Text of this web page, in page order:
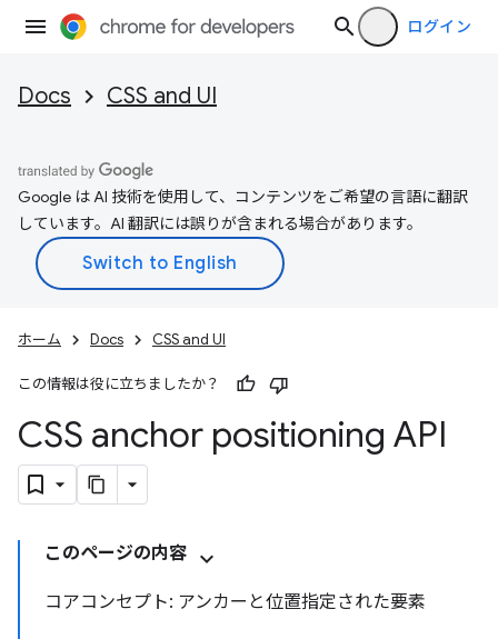
ログイン
Docs CSS and UI
Google は AI 技術を使用して、コンテンツをご希望の言語に翻訳
しています。AI 翻訳には誤りが含まれる場合があります。
ホーム Docs CSS and UI
この情報は役に立ちましたか？
CSS anchor positioning API
このページの内容
コアコンセプト: アンカーと位置指定された要素